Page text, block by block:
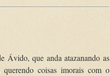
Ávido, que anda atazanando as
querendo coisas imorais com o